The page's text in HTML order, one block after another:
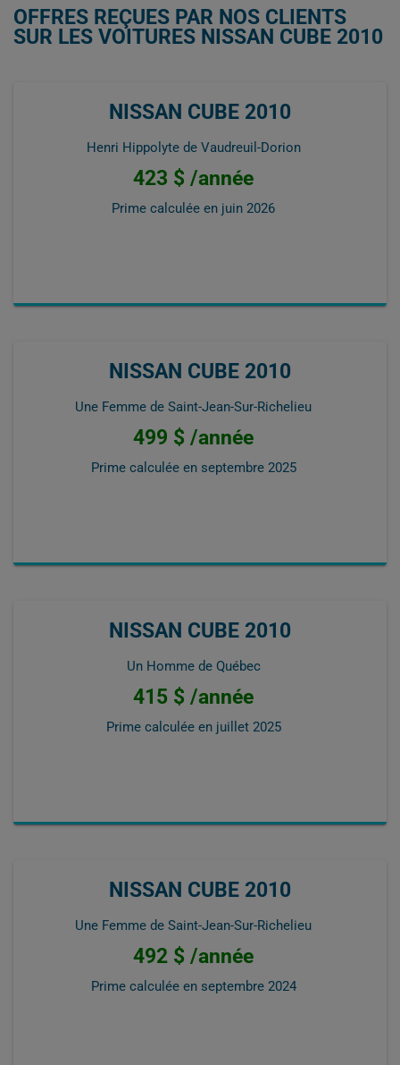
OFFRES REÇUES PAR NOS CLIENTS
SUR LES VOITURES NISSAN CUBE 2010
NISSAN CUBE 2010
Henri Hippolyte de Vaudreuil-Dorion
423 $ /année
Prime calculée en juin 2026
NISSAN CUBE 2010
Une Femme de Saint-Jean-Sur-Richelieu
499 $ /année
Prime calculée en septembre 2025
NISSAN CUBE 2010
Un Homme de Québec
415 $ /année
Prime calculée en juillet 2025
NISSAN CUBE 2010
Une Femme de Saint-Jean-Sur-Richelieu
492 $ /année
Prime calculée en septembre 2024